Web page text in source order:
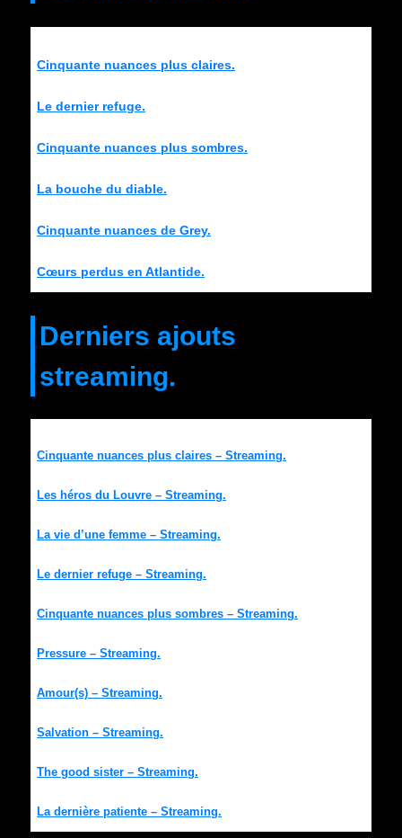
Cinquante nuances plus claires.
Le dernier refuge.
Cinquante nuances plus sombres.
La bouche du diable.
Cinquante nuances de Grey.
Cœurs perdus en Atlantide.
Derniers ajouts
streaming.
Cinquante nuances plus claires – Streaming.
Les héros du Louvre – Streaming.
La vie d’une femme – Streaming.
Le dernier refuge – Streaming.
Cinquante nuances plus sombres – Streaming.
Pressure – Streaming.
Amour(s) – Streaming.
Salvation – Streaming.
The good sister – Streaming.
La dernière patiente – Streaming.